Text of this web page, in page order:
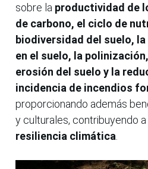
sobre la productividad de
de carbono, el ciclo de
biodiversidad del suelo,
en el suelo, la
erosión del suelo y la
incidencia de incendios
proporcionando además
y culturales, contribuyendo a
resiliencia climática